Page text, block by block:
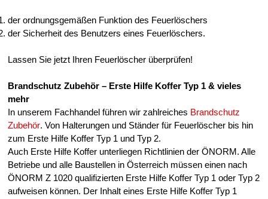
der ordnungsgemäßen Funktion des Feuerlöschers
der Sicherheit des Benutzers eines Feuerlöschers.
Lassen Sie jetzt Ihren Feuerlöscher überprüfen!
Brandschutz Zubehör – Erste Hilfe Koffer Typ 1 & vieles
mehr
In unserem Fachhandel führen wir zahlreiches Brandschutz
Zubehör. Von Halterungen und Ständer für Feuerlöscher bis hin
zum Erste Hilfe Koffer Typ 1 und Typ 2.
Auch Erste Hilfe Koffer unterliegen Richtlinien der ÖNORM. Alle
Betriebe und alle Baustellen in Österreich müssen einen nach
ÖNORM Z 1020 qualifizierten Erste Hilfe Koffer Typ 1 oder Typ 2
aufweisen können. Der Inhalt eines Erste Hilfe Koffer Typ 1